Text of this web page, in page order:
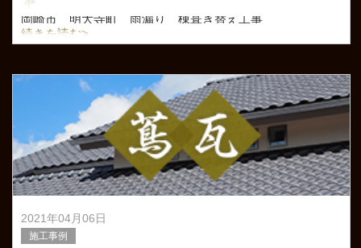
岡崎市 明大寺町 雨漏り 棟葺き替え工事
続きを読む>
2021年04月06日
施工事例